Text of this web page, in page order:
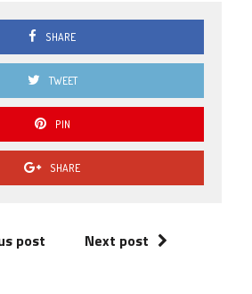
SHARE
TWEET
PIN
SHARE
post Next post